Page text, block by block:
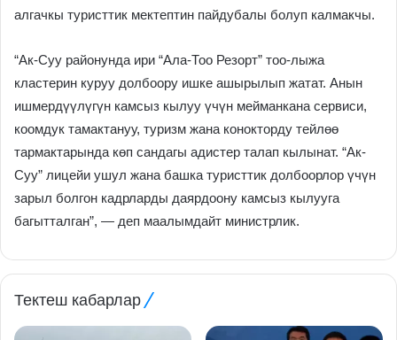
алгачкы туристтик мектептин пайдубалы болуп калмакчы.
“Ак-Суу районунда ири “Ала-Тоо Резорт” тоо-лыжа
кластерин куруу долбоору ишке ашырылып жатат. Анын
ишмердүүлүгүн камсыз кылуу үчүн мейманкана сервиси,
коомдук тамактануу, туризм жана конокторду тейлөө
тармактарында көп сандагы адистер талап кылынат. “Ак-
Суу” лицейи ушул жана башка туристтик долбоорлор үчүн
зарыл болгон кадрларды даярдоону камсыз кылууга
багытталган”, — деп маалымдайт министрлик.
Тектеш кабарлар